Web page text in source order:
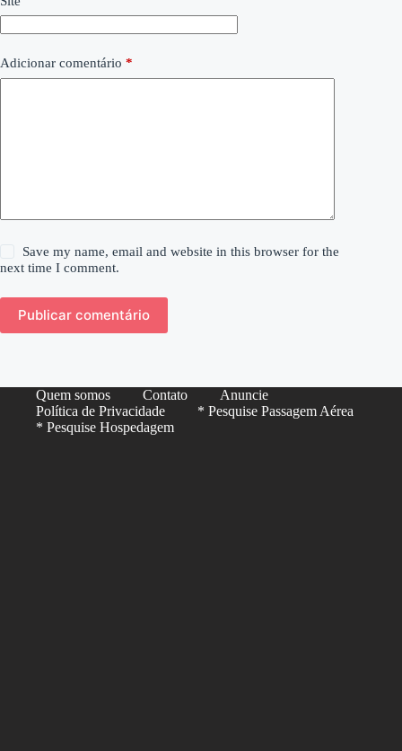
Adicionar comentário *
Save my name, email and website in this browser for the
next time I comment.
Publicar comentário
Quem somos Contato
Anuncie
Política de Privacidade
* Pesquise Passagem Aérea
* Pesquise Hospedagem